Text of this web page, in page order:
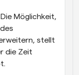
Möglichkeit,
stellt
die Zeit